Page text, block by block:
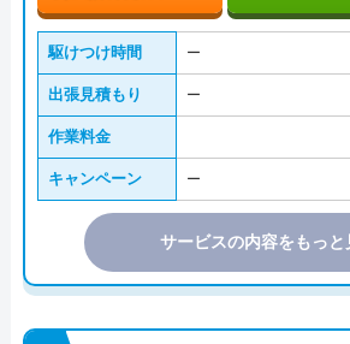
駆けつけ時間 ー
出張見積もり ー
作業料金
キャンペーン ー
サービスの内容をもっと